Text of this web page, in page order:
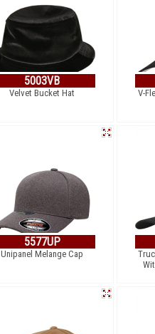
5003VB
Velvet Bucket Hat V-
5577UP
Unipanel Melange Cap